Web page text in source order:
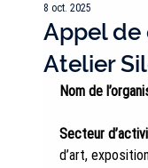
Appel de
Atelier
8 oct. 2025
Nom de
Secteur
d’art,